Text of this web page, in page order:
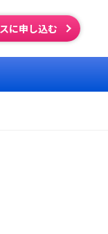
に申し込む